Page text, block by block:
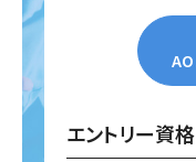
エントリー資格